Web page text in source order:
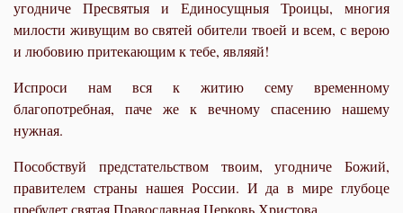
угодниче Пресвятыя и Единосущныя Троицы, многия
милости живущим во святей обители твоей и всем, с верою
и любовию притекающим к тебе, являяй!
Испроси нам вся к житию сему временному
благопотребная, паче же к вечному спасению нашему
нужная.
Пособствуй предстательством твоим, угодниче Божий,
правителем страны нашея России. И да в мире глубоце